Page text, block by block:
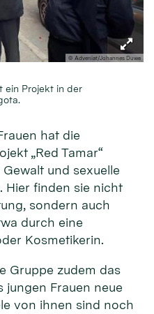
© Adveniat/Johannes Duwe
ein Projekt in der
hat die
„Red Tamar“
und sexuelle
Hier finden sie nicht
sondern auch
durch eine
Kosmetikerin.
Gruppe zudem das
jungen Frauen neue
von ihnen sind noch